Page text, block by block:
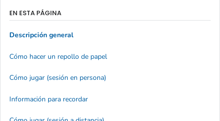
EN ESTA PÁGINA
Descripción general
Cómo hacer un repollo de papel
Cómo jugar (sesión en persona)
Información para recordar